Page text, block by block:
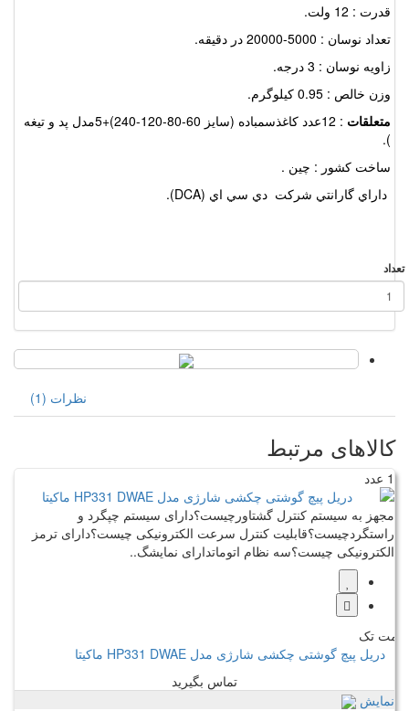
قدرت : 12 ولت.
تعداد نوسان : 5000-20000 در دقیقه.
زاویه نوسان : 3 درجه.
وزن خالص : 0.95 کیلوگرم.
متعلقات
: 12عدد کاغذسمباده (سایز 60-80-120-240)+5مدل پد و تیغه
ساخت کشور : چين .
داراي گارانتي شرکت دي سي اي (DCA).
نظرات (1)
کالاهای مرتبط
1 عدد
مجهز به سیستم کنترل گشتاورچیست؟دارای سیستم چپگرد و
راستگردچیست؟قابلیت کنترل سرعت الکترونیکی چیست؟دارای ترمز
الکترونیکی چیست؟سه نظام اتوماتدارای نمایشگ..
تک
دریل پیچ گوشتی چکشی شارژی مدل HP331 DWAE ماکیتا
تماس بگیرید
نمایش